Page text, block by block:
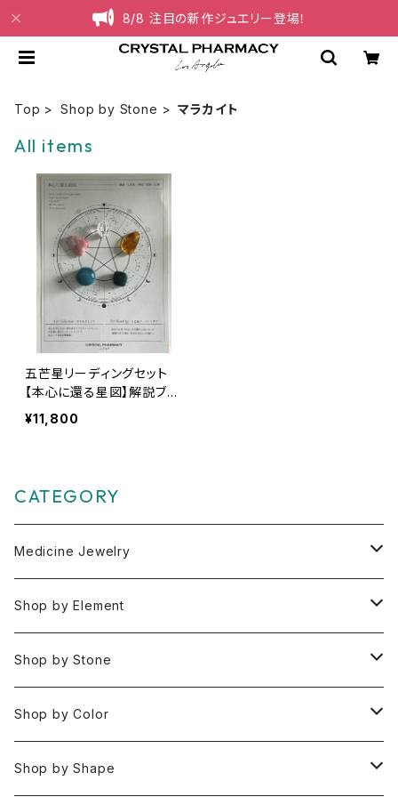
8/8 注目の新作ジュエリー登場！
Top Shop by Stone マラカイト
All items
五芒星リーディングセット
【本心に還る星図】解説ブッ
クと５つのクリスタル
¥11,800
CATEGORY
Medicine Jewelry
Pendant Charms
Bracelets
Necklaces
Rings
Shop by Element
Space 空(気づき,余白,真実）
Water 水(癒し,潤い,鎮静)
Fire 火(情熱,勇気,希望)
Shop by Stone
おみくじ
アイオライト
Shop by Color
Clear / White
Shop by Shape